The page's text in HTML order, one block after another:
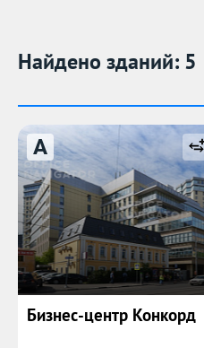
Найдено зданий: 5
A
Бизнес-центр Конкорд